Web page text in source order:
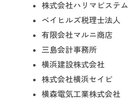
株式会社ハリマビステム
ベイヒルズ税理士法人
有限会社マルニ商店
三島会計事務所
横浜建設株式会社
株式会社横浜セイビ
横森電気工業株式会社